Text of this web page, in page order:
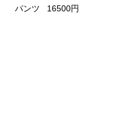
パンツ 16500円